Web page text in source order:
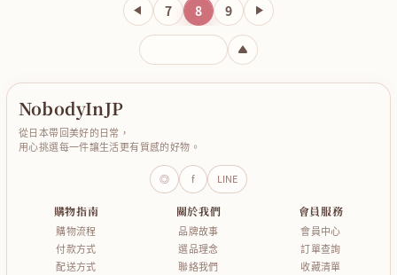
7 8 9
輸入頁碼
NobodyInJP
從日本帶回美好的日常，
用心挑選每一件讓生活更有質感的好物。
◎ f LINE
購物指南
購物流程
付款方式
配送方式
關於我們
品牌故事
選品理念
聯絡我們
會員服務
會員中心
訂單查詢
收藏清單